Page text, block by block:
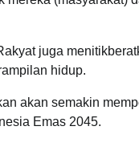
juga
hidup.
akan semakin
Emas 2045.